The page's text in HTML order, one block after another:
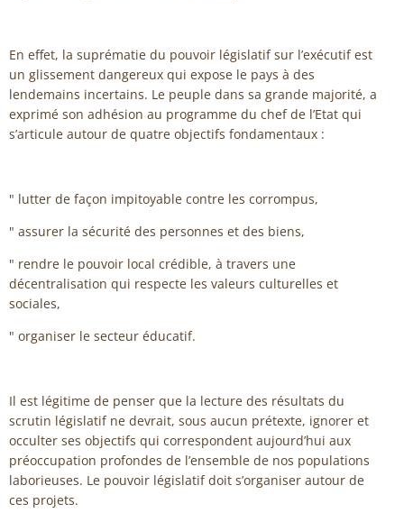
En effet, la suprématie du pouvoir législatif sur l’exécutif est
un glissement dangereux qui expose le pays à des
lendemains incertains. Le peuple dans sa grande majorité, a
exprimé son adhésion au programme du chef de l’Etat qui
s’articule autour de quatre objectifs fondamentaux :
" lutter de façon impitoyable contre les corrompus,
" assurer la sécurité des personnes et des biens,
" rendre le pouvoir local crédible, à travers une
décentralisation qui respecte les valeurs culturelles et
sociales,
" organiser le secteur éducatif.
Il est légitime de penser que la lecture des résultats du
scrutin législatif ne devrait, sous aucun prétexte, ignorer et
occulter ses objectifs qui correspondent aujourd’hui aux
préoccupation profondes de l’ensemble de nos populations
laborieuses. Le pouvoir législatif doit s’organiser autour de
ces projets.